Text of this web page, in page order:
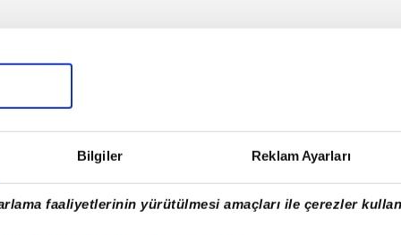
Bilgiler Reklam Ayarları
faaliyetlerinin yürütülmesi amaçları ile çerezler